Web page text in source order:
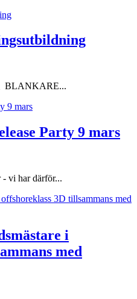
BLANKARE...
Party 9 mars
vi har därför...
i
med